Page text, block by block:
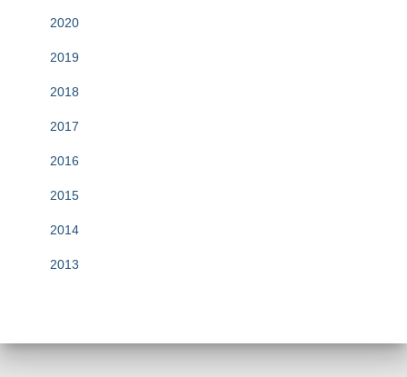
2020
2019
2018
2017
2016
2015
2014
2013